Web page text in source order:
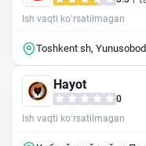
Ish vaqti ko‘rsatilmagan
Toshkent sh,
Hayot
0
Ish vaqti ko‘rsatilmagan